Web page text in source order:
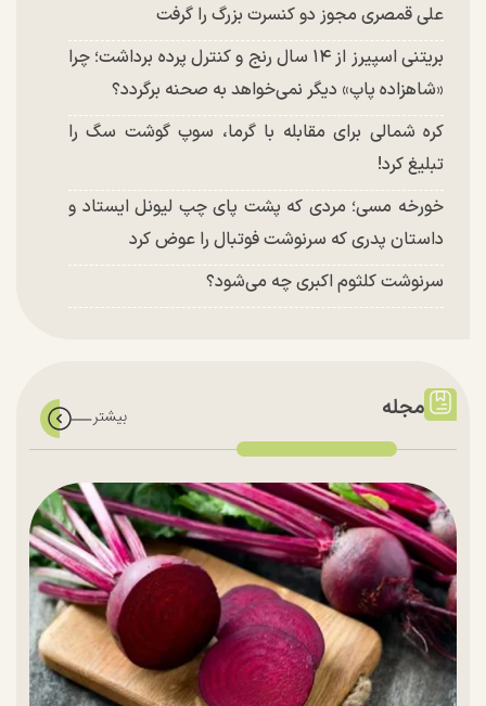
علی قمصری مجوز دو کنسرت بزرگ را گرفت
بریتنی اسپیرز از ۱۴ سال رنج و کنترل پرده برداشت؛ چرا
«شاهزاده پاپ» دیگر نمی‌خواهد به صحنه برگردد؟
کره شمالی برای مقابله با گرما، سوپ گوشت سگ را
تبلیغ کرد!
خورخه مسی؛ مردی که پشت پای چپ لیونل ایستاد و
داستان پدری که سرنوشت فوتبال را عوض کرد
سرنوشت کلثوم اکبری چه می‌شود؟
مجله